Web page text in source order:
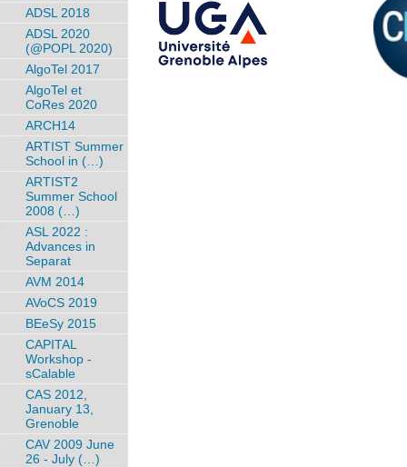
ADSL 2018
ADSL 2020
(@POPL 2020)
AlgoTel 2017
AlgoTel et
CoRes 2020
ARCH14
ARTIST Summer
School in (…)
ARTIST2
Summer School
2008 (…)
ASL 2022 :
Advances in
Separat
AVM 2014
AVoCS 2019
BEeSy 2015
CAPITAL
Workshop -
sCalable
CAS 2012,
January 13,
Grenoble
CAV 2009 June
26 - July (…)